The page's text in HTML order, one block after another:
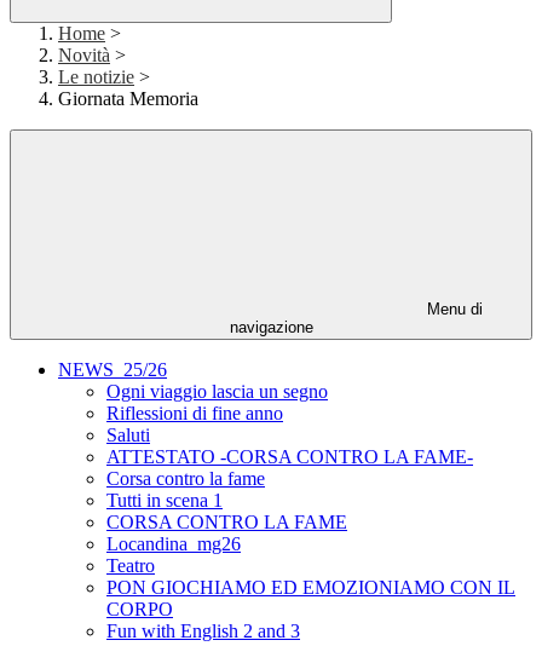
Home >
Novità >
Le notizie >
Giornata Memoria
Menu di
navigazione
NEWS_25/26
Ogni viaggio lascia un segno
Riflessioni di fine anno
Saluti
ATTESTATO -CORSA CONTRO LA FAME-
Corsa contro la fame
Tutti in scena 1
CORSA CONTRO LA FAME
Locandina_mg26
Teatro
PON GIOCHIAMO ED EMOZIONIAMO CON IL
CORPO
Fun with English 2 and 3